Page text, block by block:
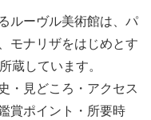
ルーヴル美術館は、パ
モナリザをはじめとす
蔵しています。
・見どころ・アクセス
賞ポイント・所要時